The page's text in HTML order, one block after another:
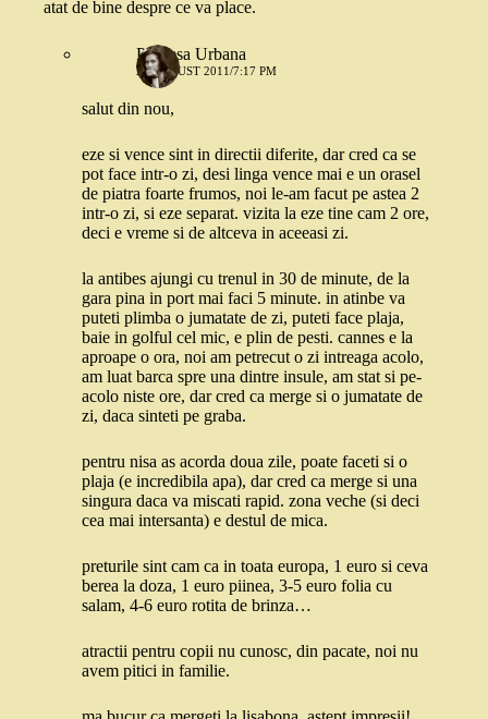
atat de bine despre ce va place.
Printesa Urbana
24 AUGUST 2011/7:17 PM
salut din nou,
eze si vence sint in directii diferite, dar cred ca se
pot face intr-o zi, desi linga vence mai e un orasel
de piatra foarte frumos, noi le-am facut pe astea 2
intr-o zi, si eze separat. vizita la eze tine cam 2 ore,
deci e vreme si de altceva in aceeasi zi.
la antibes ajungi cu trenul in 30 de minute, de la
gara pina in port mai faci 5 minute. in atinbe va
puteti plimba o jumatate de zi, puteti face plaja,
baie in golful cel mic, e plin de pesti. cannes e la
aproape o ora, noi am petrecut o zi intreaga acolo,
am luat barca spre una dintre insule, am stat si pe-
acolo niste ore, dar cred ca merge si o jumatate de
zi, daca sinteti pe graba.
pentru nisa as acorda doua zile, poate faceti si o
plaja (e incredibila apa), dar cred ca merge si una
singura daca va miscati rapid. zona veche (si deci
cea mai intersanta) e destul de mica.
preturile sint cam ca in toata europa, 1 euro si ceva
berea la doza, 1 euro piinea, 3-5 euro folia cu
salam, 4-6 euro rotita de brinza…
atractii pentru copii nu cunosc, din pacate, noi nu
avem pitici in familie.